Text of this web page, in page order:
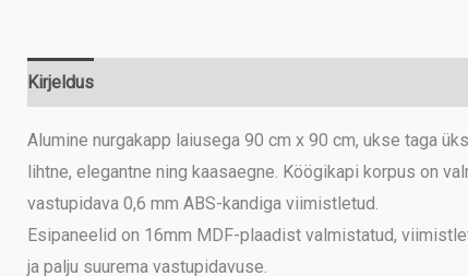
Kirjeldus
Alumine nurgakapp laiusega 90 cm x 90 cm, ukse taga
lihtne, elegantne ning kaasaegne. Köögikapi korpus on
vastupidava 0,6 mm ABS-kandiga viimistletud.
Esipaneelid on 16mm MDF-plaadist valmistatud,
ja palju suurema vastupidavuse.